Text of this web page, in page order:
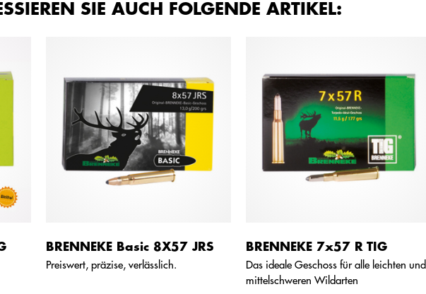
SIE AUCH FOLGENDE ARTIKEL:
BRENNEKE Basic 8X57 JRS
Preiswert, präzise, verlässlich.
BRENNEKE 7x57 R TIG
Das ideale Geschoss für alle leichten und
mittelschweren Wildarten